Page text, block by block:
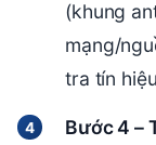
(khung
mạng/
tra tín
Bước 4 –